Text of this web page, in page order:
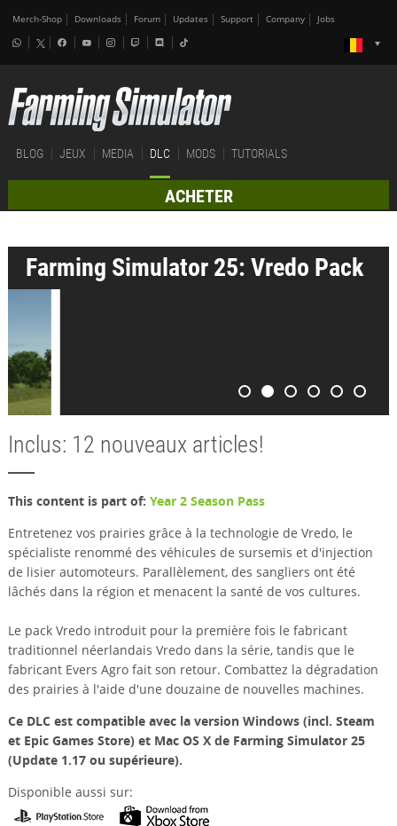
Merch-Shop Downloads Forum Updates Support Company Jobs
BLOG JEUX MEDIA DLC MODS TUTORIALS
ACHETER
Farming Simulator 25: Vredo Pack
Inclus: 12 nouveaux articles!
This content is part of: Year 2 Season Pass
Entretenez vos prairies grâce à la technologie de Vredo, le
spécialiste renommé des véhicules de sursemis et d'injection
de lisier automoteurs. Parallèlement, des sangliers ont été
lâchés dans la région et menacent la santé de vos cultures.
Le pack Vredo introduit pour la première fois le fabricant
traditionnel néerlandais Vredo dans la série, tandis que le
fabricant Evers Agro fait son retour. Combattez la dégradation
des prairies à l'aide d'une douzaine de nouvelles machines.
Ce DLC est compatible avec la version Windows (incl. Steam
et Epic Games Store) et Mac OS X de Farming Simulator 25
(Update 1.17 ou supérieure).
Disponible aussi sur: